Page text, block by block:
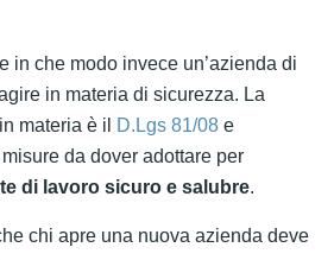
in che modo invece un’azienda di
in materia di sicurezza. La
materia è il
D.Lgs 81/08 e
da dover adottare per
di lavoro sicuro e salubre.
chi apre una nuova azienda deve